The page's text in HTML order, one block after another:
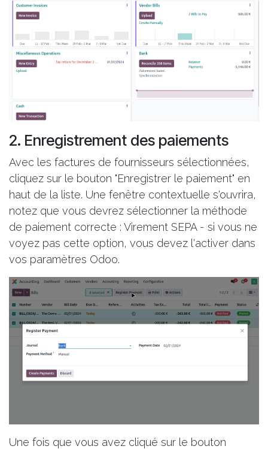
2. Enregistrement des paiements
Avec les factures de fournisseurs sélectionnées,
cliquez sur le bouton "Enregistrer le paiement" en
haut de la liste. Une fenêtre contextuelle s'ouvrira,
notez que vous devrez sélectionner la méthode
de paiement correcte : Virement SEPA - si vous ne
voyez pas cette option, vous devez l'activer dans
vos paramètres Odoo.
Une fois que vous avez cliqué sur le bouton